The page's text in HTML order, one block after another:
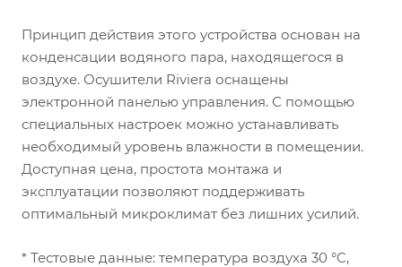
Принцип действия этого устройства основан на
конденсации водяного пара, находящегося в
воздухе. Осушители Riviera оснащены
электронной панелью управления. С помощью
специальных настроек можно устанавливать
необходимый уровень влажности в помещении.
Доступная цена, простота монтажа и
эксплуатации позволяют поддерживать
оптимальный микроклимат без лишних усилий.
* Тестовые данные: температура воздуха 30 °C,